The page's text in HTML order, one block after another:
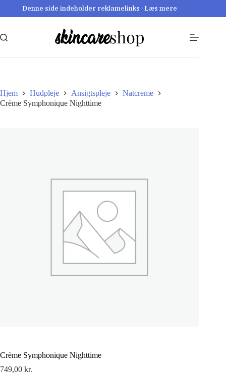
Denne side indeholder reklamelinks · Læs mere
Hjem Hudpleje Ansigtspleje
Natcreme
Crème Symphonique Nighttime
Crème Symphonique Nighttime
749,00 kr.